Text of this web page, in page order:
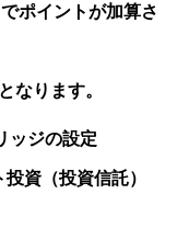
ポイントが加算さ
なります。
ッジの設定
資（投資信託）